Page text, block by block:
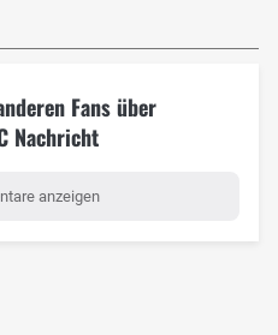
Fans über
Nachricht
anzeigen